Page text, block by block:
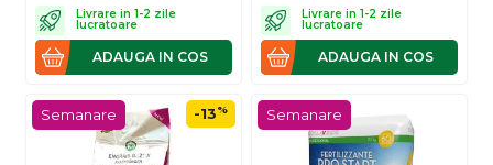
Livrare in 1-2 zile
lucratoare
ADAUGA IN COS
Livrare in 1-2 zile
lucratoare
ADAUGA IN COS
-13%
Semanare Semanare